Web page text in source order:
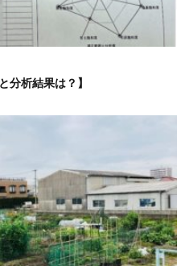
分析結果は？】